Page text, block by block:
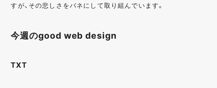
すが、その悲しさをバネにして取り組んでいます。
今週のgood web design
TXT